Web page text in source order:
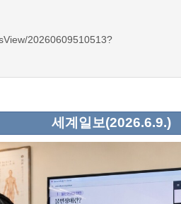
20260609510513?
세계일보(2026.6.9.)